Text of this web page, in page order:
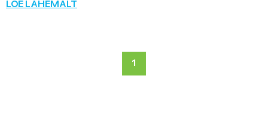
LOE LÄHEMALT
1